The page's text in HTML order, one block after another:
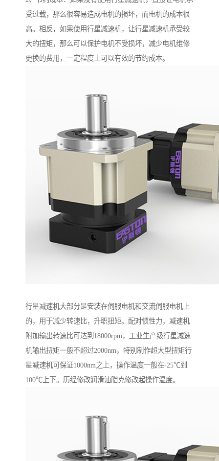
受过载，那么很容易造成电机的损坏，而电机的成本很
高。相反，如果使用行星减速机，让行星减速机承受较
大的扭矩，那么可以保护电机不受损坏，减少电机维修
更换的费用，一定程度上可以有效的节约成本。
行星减速机大部分是安装在伺服电机和交流伺服电机上
的，用于减少转速比，升职扭矩。配对惯性力，减速机
附加输出转速比可达到18000rpm，工业生产级行星减速
机输出扭矩一般不超过2000nm，特别制作超大型扭矩行
星减速机可保证1000nm之上，操作温度一般在-25℃到
100℃上下。历经修改润滑油脂克修改起操作温度。